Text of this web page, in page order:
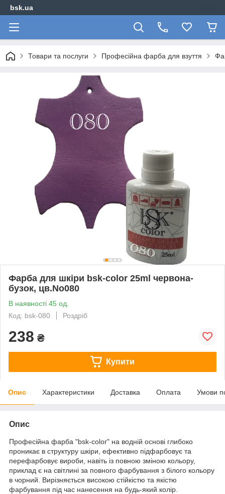
bsk.ua
Товари та послуги Професійна фарба для взуття
Фарба для шкіри bsk-color 25ml червона-
бузок, цв.No080
В наявності 45 од.
Код: bsk-080
Роздріб
238 ₴
Купити
Опис Характеристики Доставка Оплата Умови
Опис
Професійна фарба "bsk-color" на водній основі глибоко
проникає в структуру шкіри, ефективно підфарбовує та
перефарбовує вироби, навіть із повною зміною кольору,
приклад є на світлині за повного фарбування з білого кольору
в чорний. Вирізняється високою стійкістю та якістю
фарбування під час нанесення на будь-який колір.